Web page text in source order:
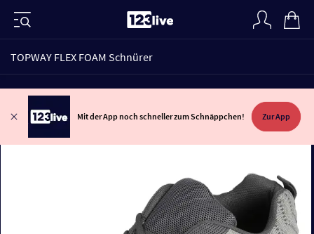
TOPWAY FLEX FOAM Schnürer
Mit der App noch schneller zum Schnäppchen! Zur App